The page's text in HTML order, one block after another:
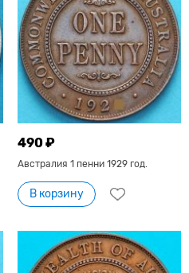
490 ₽
Австралия 1 пенни 1929 год.
В корзину